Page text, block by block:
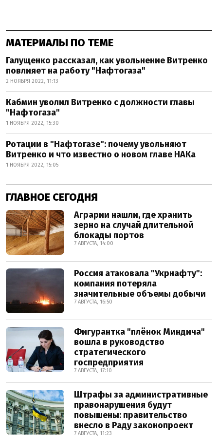
МАТЕРИАЛЫ ПО ТЕМЕ
Галущенко рассказал, как увольнение Витренко
повлияет на работу "Нафтогаза"
2 НОЯБРЯ 2022, 11:13
Кабмин уволил Витренко с должности главы
"Нафтогаза"
1 НОЯБРЯ 2022, 15:30
Ротации в "Нафтогазе": почему увольняют
Витренко и что известно о новом главе НАКа
1 НОЯБРЯ 2022, 15:05
ГЛАВНОЕ СЕГОДНЯ
Аграрии нашли, где хранить
зерно на случай длительной
блокады портов
7 АВГУСТА, 14:00
Россия атаковала "Укрнафту":
компания потеряла
значительные объемы добычи
7 АВГУСТА, 16:50
Фигурантка "плёнок Миндича"
вошла в руководство
стратегического
госпредприятия
7 АВГУСТА, 17:10
Штрафы за административные
правонарушения будут
повышены: правительство
внесло в Раду законопроект
7 АВГУСТА, 11:23